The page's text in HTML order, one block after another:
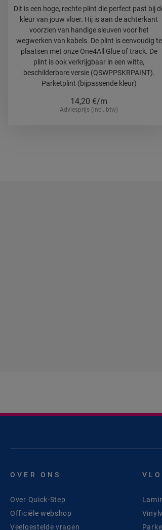
Dit is een hoge, rechte plint die perfect past bij
kleur van jouw vloer. Hij is aan de achterkant
voorzien van handige sleuven voor het
wegwerken van kabels. De plint is eenvoudig te
plaatsen met onze One4All Glue of track. De
plint is ook verkrijgbaar in een witte,
beschilderbare versie (QSWPPSKRPAINT).
Parketplint (bijpassende kleur)
14,20 €/m
Adviesprijs (incl. btw)
OVER ONS
Over Quick-Step
Officiële webshop
Veelgestelde vragen